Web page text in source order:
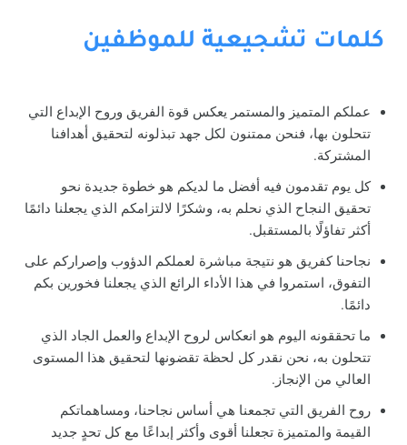
كلمات تشجيعية للموظفين
عملكم المتميز والمستمر يعكس قوة الفريق وروح الإبداع التي
تتحلون بها، فنحن ممتنون لكل جهد تبذلونه لتحقيق أهدافنا
المشتركة.
كل يوم تقدمون فيه أفضل ما لديكم هو خطوة جديدة نحو
تحقيق النجاح الذي نحلم به، وشكرًا لالتزامكم الذي يجعلنا دائمًا
أكثر تفاؤلًا بالمستقبل.
نجاحنا كفريق هو نتيجة مباشرة لعملكم الدؤوب وإصراركم على
التفوق، استمروا في هذا الأداء الرائع الذي يجعلنا فخورين بكم
دائمًا.
ما تحققونه اليوم هو انعكاس لروح الإبداع والعمل الجاد الذي
تتحلون به، نحن نقدر كل لحظة تقضونها لتحقيق هذا المستوى
العالي من الإنجاز.
روح الفريق التي تجمعنا هي أساس نجاحنا، ومساهماتكم
القيمة والمتميزة تجعلنا أقوى وأكثر إبداعًا مع كل تحدٍ جديد